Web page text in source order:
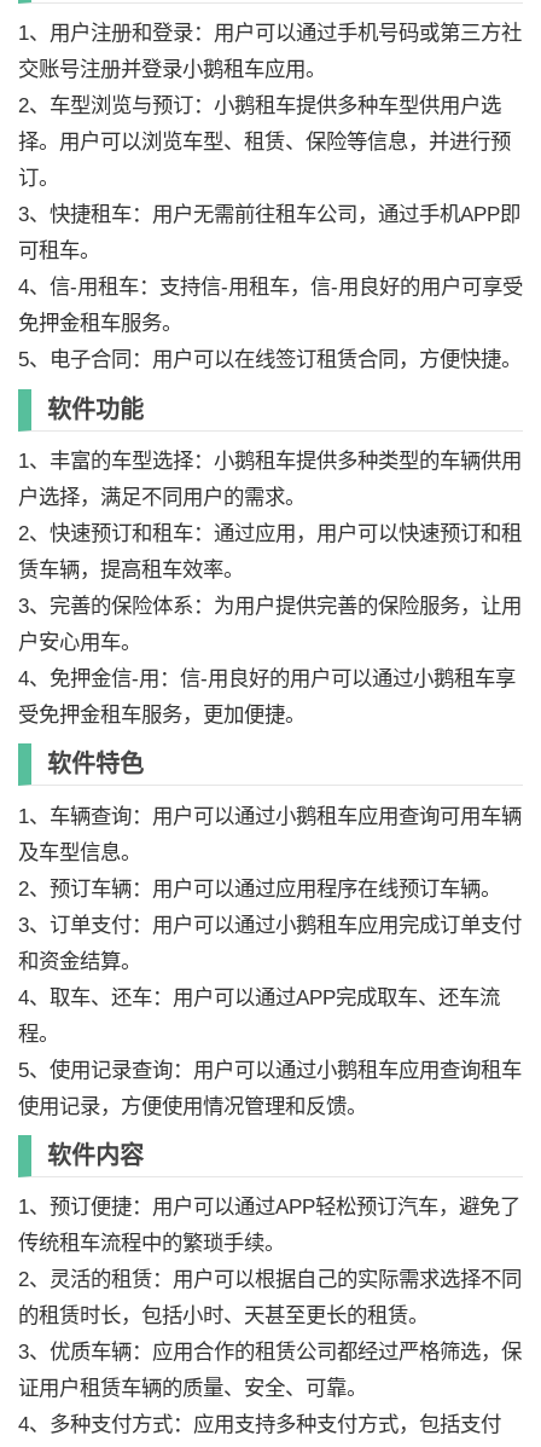
1、用户注册和登录：用户可以通过手机号码或第三方社
交账号注册并登录小鹅租车应用。
2、车型浏览与预订：小鹅租车提供多种车型供用户选
择。用户可以浏览车型、租赁、保险等信息，并进行预
订。
3、快捷租车：用户无需前往租车公司，通过手机APP即
可租车。
4、信-用租车：支持信-用租车，信-用良好的用户可享受
免押金租车服务。
5、电子合同：用户可以在线签订租赁合同，方便快捷。
软件功能
1、丰富的车型选择：小鹅租车提供多种类型的车辆供用
户选择，满足不同用户的需求。
2、快速预订和租车：通过应用，用户可以快速预订和租
赁车辆，提高租车效率。
3、完善的保险体系：为用户提供完善的保险服务，让用
户安心用车。
4、免押金信-用：信-用良好的用户可以通过小鹅租车享
受免押金租车服务，更加便捷。
软件特色
1、车辆查询：用户可以通过小鹅租车应用查询可用车辆
及车型信息。
2、预订车辆：用户可以通过应用程序在线预订车辆。
3、订单支付：用户可以通过小鹅租车应用完成订单支付
和资金结算。
4、取车、还车：用户可以通过APP完成取车、还车流
程。
5、使用记录查询：用户可以通过小鹅租车应用查询租车
使用记录，方便使用情况管理和反馈。
软件内容
1、预订便捷：用户可以通过APP轻松预订汽车，避免了
传统租车流程中的繁琐手续。
2、灵活的租赁：用户可以根据自己的实际需求选择不同
的租赁时长，包括小时、天甚至更长的租赁。
3、优质车辆：应用合作的租赁公司都经过严格筛选，保
证用户租赁车辆的质量、安全、可靠。
4、多种支付方式：应用支持多种支付方式，包括支付